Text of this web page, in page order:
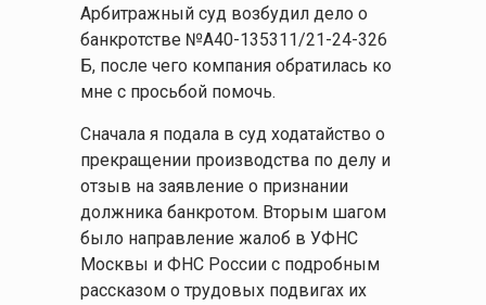
Арбитражный суд возбудил дело о
банкротстве №А40-135311/21-24-326
Б, после чего компания обратилась ко
мне с просьбой помочь.
Сначала я подала в суд ходатайство о
прекращении производства по делу и
отзыв на заявление о признании
должника банкротом. Вторым шагом
было направление жалоб в УФНС
Москвы и ФНС России с подробным
рассказом о трудовых подвигах их